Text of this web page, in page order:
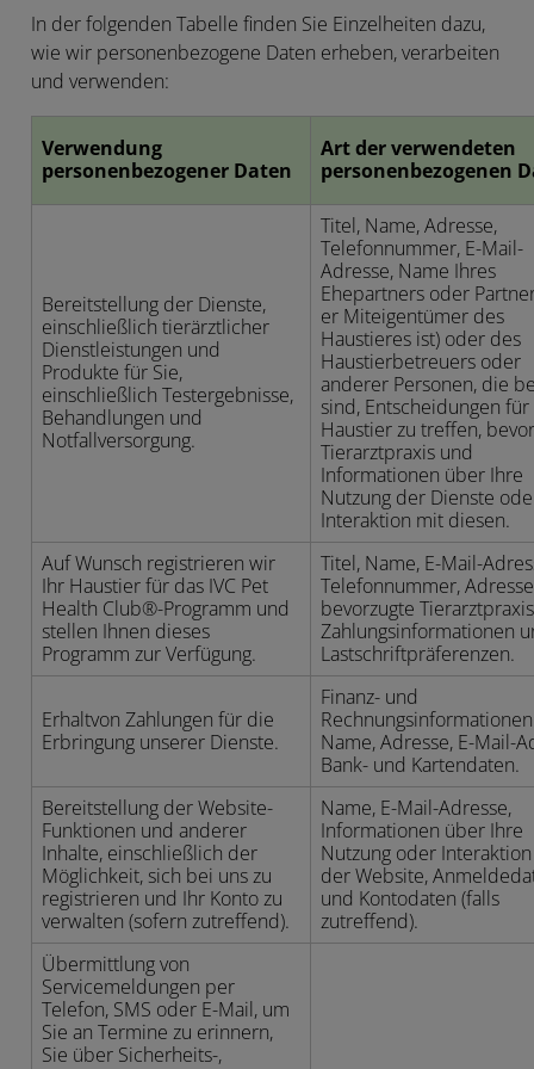
In der folgenden Tabelle finden Sie Einzelheiten dazu,
wie wir personenbezogene Daten erheben, verarbeiten
und verwenden:
Verwendung
personenbezogener Daten
Art der verwendeten
personenbezogenen
Bereitstellung der Dienste,
einschließlich tierärztlicher
Dienstleistungen und
Produkte für Sie,
einschließlich Testergebnisse,
Behandlungen und
Notfallversorgung.
Titel, Name, Adresse,
Telefonnummer, E-Mail-
Adresse, Name Ihres
Ehepartners oder
er Miteigentümer des
Haustieres ist) oder des
Haustierbetreuers oder
anderer Personen, die
sind, Entscheidungen für
Haustier zu treffen,
Tierarztpraxis und
Informationen über Ihre
Nutzung der Dienste
Interaktion mit diesen.
Auf Wunsch registrieren wir
Ihr Haustier für das IVC Pet
Health Club®-Programm und
stellen Ihnen dieses
Programm zur Verfügung.
Titel, Name, E-Mail-
Telefonnummer,
bevorzugte
Zahlungsinformationen
Lastschriftpräferenzen.
Erhaltvon Zahlungen für die
Erbringung unserer Dienste.
Finanz- und
Name, Adresse, E-Mail-
Bank- und Kartendaten.
Bereitstellung der Website-
Funktionen und anderer
Inhalte, einschließlich der
Möglichkeit, sich bei uns zu
registrieren und Ihr Konto zu
verwalten (sofern zutreffend).
Name, E-Mail-Adresse,
Informationen über Ihre
Nutzung oder
der Website,
und Kontodaten (falls
zutreffend).
Übermittlung von
Servicemeldungen per
Telefon, SMS oder E-Mail, um
Sie an Termine zu erinnern,
Sie über Sicherheits-,